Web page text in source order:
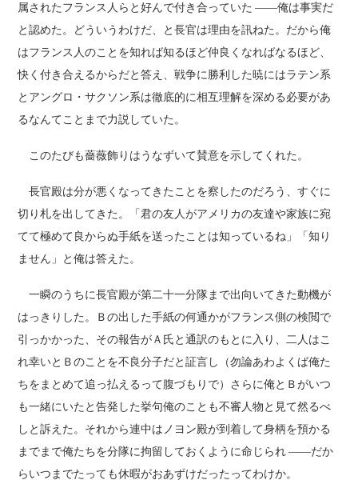
属されたフランス人らと好んで付き合っていた ――俺は事実だ
と認めた。どういうわけだ、と長官は理由を訊ねた。だから俺
はフランス人のことを知れば知るほど仲良くなればなるほど、
快く付き合えるからだと答え、戦争に勝利した暁にはラテン系
とアングロ・サクソン系は徹底的に相互理解を深める必要があ
るなんてことまで力説していた。
このたびも薔薇飾りはうなずいて賛意を示してくれた。
長官殿は分が悪くなってきたことを察したのだろう、すぐに
切り札を出してきた。「君の友人がアメリカの友達や家族に宛
てて極めて良からぬ手紙を送ったことは知っているね」「知り
ません」と俺は答えた。
一瞬のうちに長官殿が第二十一分隊まで出向いてきた動機が
はっきりした。Ｂの出した手紙の何通かがフランス側の検閲で
引っかかった、その報告がＡ氏と通訳のもとに入り、二人はこ
れ幸いとＢのことを不良分子だと証言し（勿論あわよくば俺た
ちをまとめて追っ払えるって腹づもりで）さらに俺とＢがいつ
も一緒にいたと告発した挙句俺のことも不審人物と見て然るべ
しと訴えた。それから連中はノヨン殿が到着して身柄を預かる
までまで俺たちを分隊に拘留しておくように命じられ ――だか
らいつまでたっても休暇がおあずけだったってわけか。